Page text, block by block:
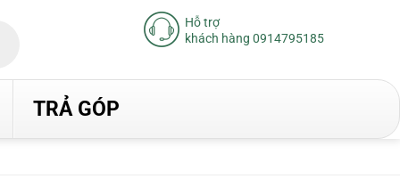
Hỗ trợ
khách hàng 0914795185
TRẢ GÓP